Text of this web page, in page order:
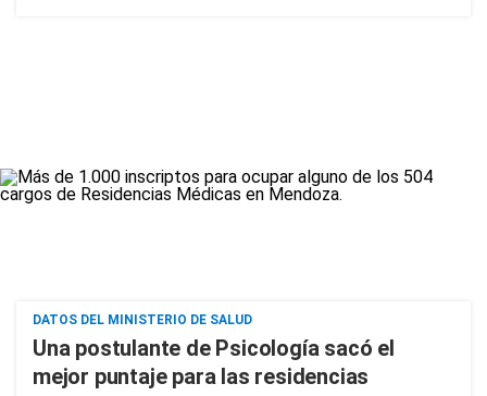
DATOS DEL MINISTERIO DE SALUD
Una postulante de Psicología sacó el
mejor puntaje para las residencias